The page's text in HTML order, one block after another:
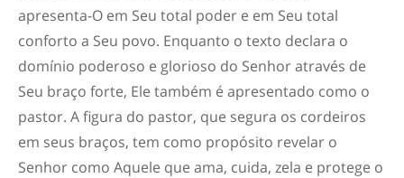
apresenta-O em Seu total poder e em Seu total
conforto a Seu povo. Enquanto o texto declara o
domínio poderoso e glorioso do Senhor através de
Seu braço forte, Ele também é apresentado como o
pastor. A figura do pastor, que segura os cordeiros
em seus braços, tem como propósito revelar o
Senhor como Aquele que ama, cuida, zela e protege o